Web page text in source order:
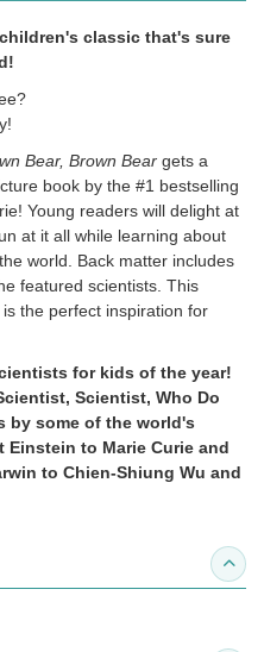
classic that's sure
Bear, Brown Bear gets a
book by the #1 bestselling
Young readers will delight at
at it all while learning about
world. Back matter includes
featured scientists. This
the perfect inspiration for
for kids of the year!
Scientist, Who Do
by some of the world's
to Marie Curie and
to Chien-Shiung Wu and
收合